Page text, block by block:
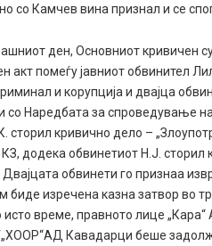
со Камчев вина признал и се
ден, Основниот кривичен
акт помеѓу јавниот обвинител
и корупција и двајца
со Наредбата за спроведување
сторил кривично дело –
КЗ, додека обвинетиот Н.Ј.
Двајцата обвинети го признаа
биде изречена казна затвор во
исто време, правното лице
Кавадарци беше